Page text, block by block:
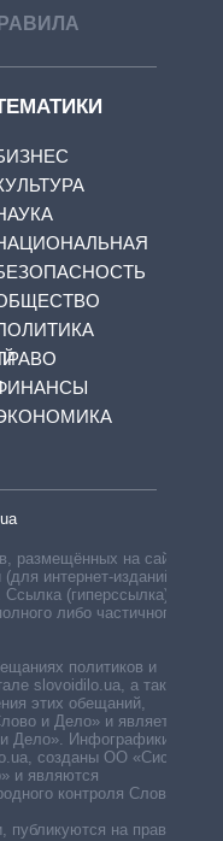
размещённых на сайте,
интернет-изданий —
(гиперссылка)
либо частичного
политиков и
slovoidilo.ua, а также
этих обещаний,
и Дело» и является
Дело». Инфографики,
созданы ОО «Система
и являются
контроля Слово и
на правах